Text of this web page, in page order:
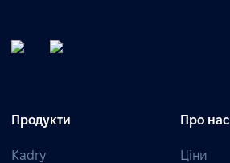
Продукти
Kadry
Про нас
Ціни